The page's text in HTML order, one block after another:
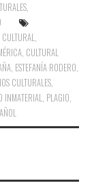
,
,
, CULTURAL
, ESTEFANÍA RODERO,
CULTURALES,
INMATERIAL, PLAGIO,